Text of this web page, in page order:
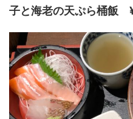
子と海老の天ぷら桶飯